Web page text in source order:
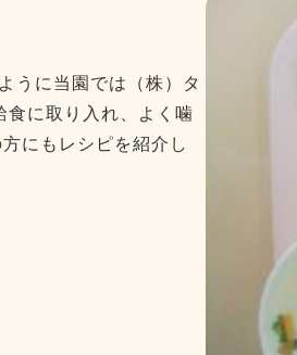
うに当園では（株）タ
食に取り入れ、よく噛
にもレシピを紹介し